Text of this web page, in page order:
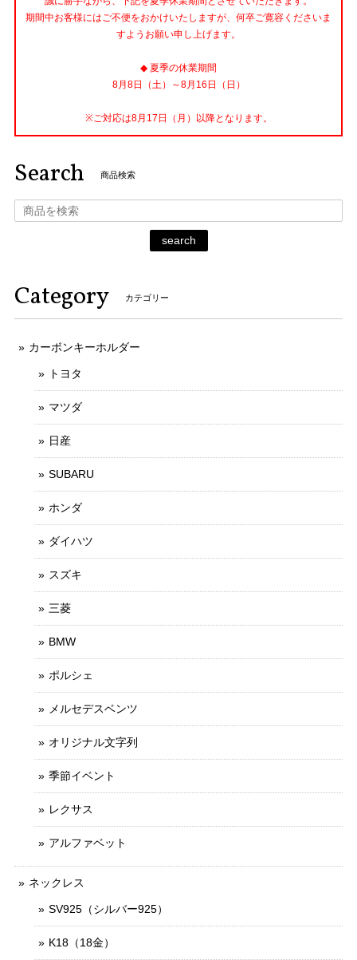
期間中お客様にはご不便をおかけいたしますが、何卒ご寛容くださいま
すようお願い申し上げます。
◆ 夏季の休業期間
8月8日（土）～8月16日（日）
※ご対応は8月17日（月）以降となります。
Search 商品検索
search
Category カテゴリー
カーボンキーホルダー
トヨタ
マツダ
日産
SUBARU
ホンダ
ダイハツ
スズキ
三菱
BMW
ポルシェ
メルセデスベンツ
オリジナル文字列
季節イベント
レクサス
アルファベット
ネックレス
SV925（シルバー925）
K18（18金）